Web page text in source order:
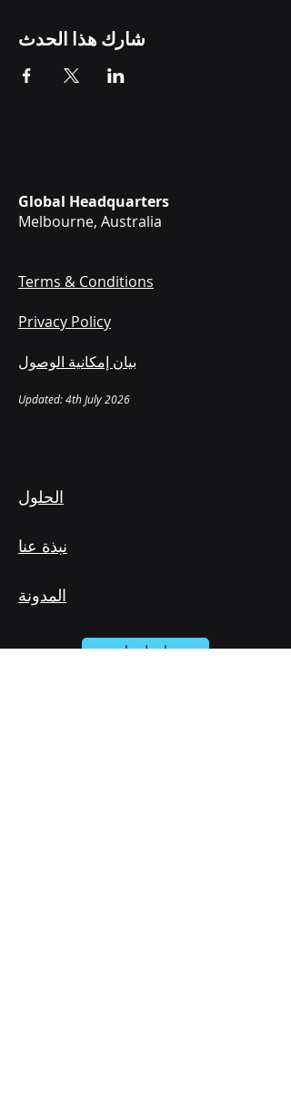
شارك هذا الحدث
Global Headquarters
Melbourne, Australia
Terms & Conditions
Privacy Policy
بيان إمكانية الوصول
Updated: 4th July 2026
الحلول
نبذة عنا
المدونة
اتصل بنا